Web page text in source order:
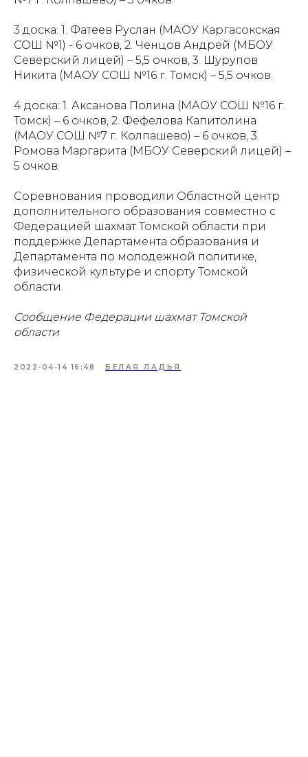
3 доска: 1. Фатеев Руслан (МАОУ Каргасокская
СОШ №1) - 6 очков, 2. Ченцов Андрей (МБОУ
Северский лицей) – 5,5 очков, 3. Шурупов
Никита (МАОУ СОШ №16 г. Томск) – 5,5 очков.
4 доска: 1. Аксанова Полина (МАОУ СОШ №16 г.
Томск) – 6 очков, 2. Фефелова Капитолина
(МАОУ СОШ №7 г. Колпашево) – 6 очков, 3.
Ромова Маргарита (МБОУ Северский лицей) –
5 очков.
Соревнования проводили Областной центр
дополнительного образования совместно с
Федерацией шахмат Томской области при
поддержке Департамента образования и
Департамента по молодежной политике,
физической культуре и спорту Томской
области.
Сообщение Федерации шахмат Томской
области
2022-04-14 16:48 БЕЛАЯ ЛАДЬЯ